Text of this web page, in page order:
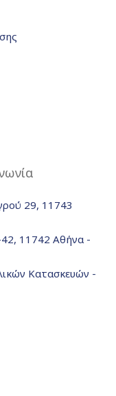
29, 11743
42, 11742 Αθήνα -
Κατασκευών -